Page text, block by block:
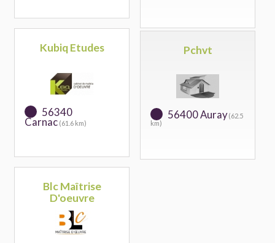
Kubiq Etudes
56340
Carnac (61.6 km)
Pchvt
56400 Auray(62.5
km)
Blc Maîtrise
D'oeuvre